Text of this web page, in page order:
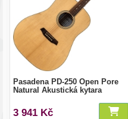
Pasadena PD-250 Open Pore
Natural Akustická kytara
3 941 Kč